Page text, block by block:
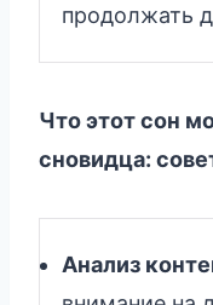
продолжать
Что этот сон
сновидца:
Анализ